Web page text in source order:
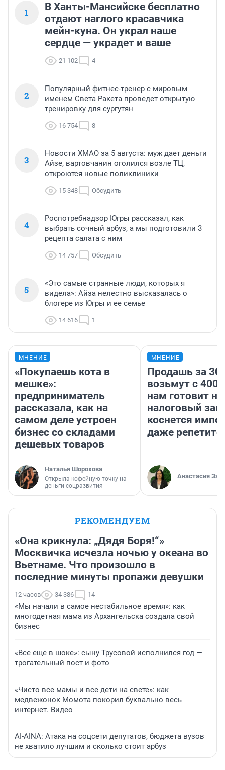
1
В Ханты-Мансийске бесплатно
отдают наглого красавчика
мейн-куна. Он украл наше
сердце — украдет и ваше
21 102 4
2
Популярный фитнес-тренер с мировым
именем Света Ракета проведет открытую
тренировку для сургутян
16 754 8
3
Новости ХМАО за 5 августа: муж дает деньги
Айзе, вартовчанин оголился возле ТЦ,
откроются новые поликлиники
15 348 Обсудить
4
Роспотребнадзор Югры рассказал, как
выбрать сочный арбуз, а мы подготовили 3
рецепта салата с ним
14 757 Обсудить
5
«Это самые странные люди, которых я
видела»: Айза нелестно высказалась о
блогере из Югры и ее семье
14 616 1
МНЕНИЕ
«Покупаешь кота в
мешке»:
предприниматель
рассказала, как на
самом деле устроен
бизнес со складами
дешевых товаров
Наталья Шорохова
Открыла кофейную точку на
деньги соцразвития
МНЕНИЕ
Продашь за
возьмут с
нам готовит
налоговый
коснется
даже
Анастасия
РЕКОМЕНДУЕМ
«Она крикнула: „Дядя Боря!“»
Москвичка исчезла ночью у океана во
Вьетнаме. Что произошло в
последние минуты пропажи девушки
12 часов 34 386 14
«Мы начали в самое нестабильное время»: как
многодетная мама из Архангельска создала свой
бизнес
«Все еще в шоке»: сыну Трусовой исполнился год —
трогательный пост и фото
«Чисто все мамы и все дети на свете»: как
медвежонок Момота покорил буквально весь
интернет. Видео
AI-AINA: Атака на соцсети депутатов, бюджета вузов
не хватило лучшим и сколько стоит арбуз